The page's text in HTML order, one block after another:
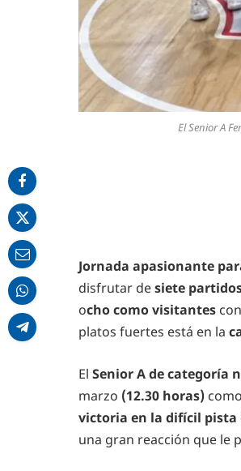
El Senior A
Jornada apasionante
disfrutar desiete
ocho como visitantes
platos fuertes está en la
El Senior A de categoría
marzo (12.30 horas)
victoria en la difícil pista
una gran reacción que le